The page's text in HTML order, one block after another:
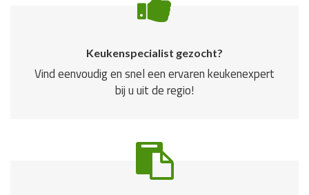
Keukenspecialist gezocht?
Vind eenvoudig en snel een ervaren keukenexpert
bij u uit de regio!